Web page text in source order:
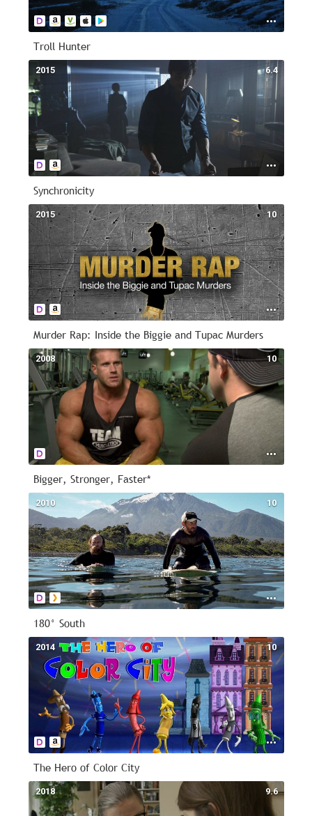
Troll Hunter
6.4
2015
Synchronicity
10
2015
Murder Rap: Inside the Biggie and Tupac Murders
10
2008
Bigger, Stronger, Faster*
10
2010
180° South
10
2014
The Hero of Color City
9.6
2018